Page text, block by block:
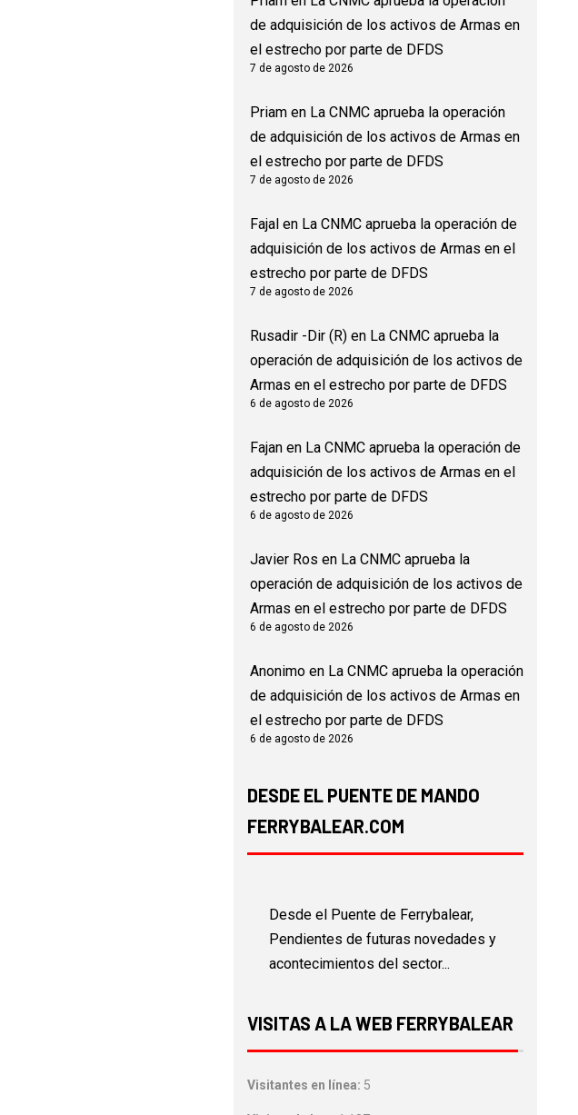
de adquisición de los activos de Armas en
el estrecho por parte de DFDS
7 de agosto de 2026
Priamen La CNMC aprueba la operación
de adquisición de los activos de Armas en
el estrecho por parte de DFDS
7 de agosto de 2026
Fajalen La CNMC aprueba la operación de
adquisición de los activos de Armas en el
estrecho por parte de DFDS
7 de agosto de 2026
Rusadir -Dir (R)en La CNMC aprueba la
operación de adquisición de los activos de
Armas en el estrecho por parte de DFDS
6 de agosto de 2026
Fajanen La CNMC aprueba la operación de
adquisición de los activos de Armas en el
estrecho por parte de DFDS
6 de agosto de 2026
Javier Ros en La CNMC aprueba la
operación de adquisición de los activos de
Armas en el estrecho por parte de DFDS
6 de agosto de 2026
Anonimoen La CNMC aprueba la operación
de adquisición de los activos de Armas en
el estrecho por parte de DFDS
6 de agosto de 2026
DESDE EL PUENTE DE MANDO
FERRYBALEAR.COM
Desde el Puente de Ferrybalear,
Pendientes de futuras novedades y
acontecimientos del sector...
VISITAS A LA WEB FERRYBALEAR
Visitantes en línea: 5